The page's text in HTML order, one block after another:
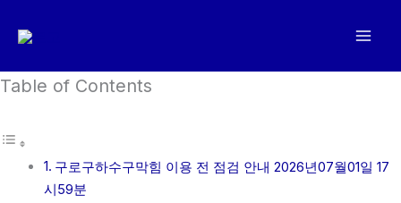
로
너
Table of Contents
구로구하수구막힘 이용 전 점검 안내 2026년07월01일 17
시59분